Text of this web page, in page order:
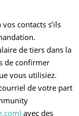
contacts s’ils
de tiers dans la
de confirmer
vous utilisiez.
de votre part
avec des